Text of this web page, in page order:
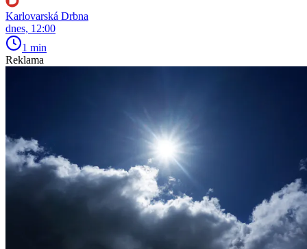
Karlovarská Drbna
dnes, 12:00
1 min
Reklama